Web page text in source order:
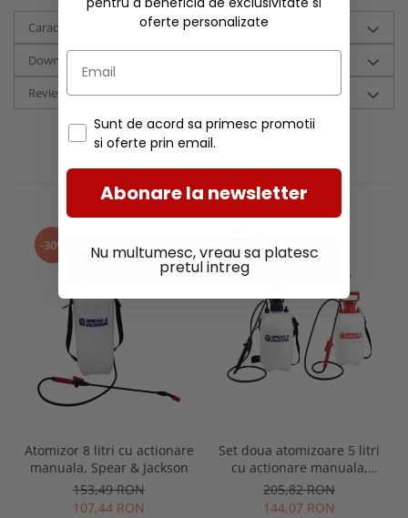
Caracteristici
Download (1)
Review-uri(0)
RECOMANDARI
-30%
Atomizor 8 litri cu actionare
manuala, Spear & Jackson
153,49 RON
107,44 RON
Set doua atomizoare 5 litri
cu actionare manuala,
Spear & Jackson
205,82 RON
144,07 RON
oferte personalizate
Sunt de acord sa primesc promotii
si oferte prin email.
Abonare la newsletter
Nu multumesc, vreau sa platesc
pretul intreg